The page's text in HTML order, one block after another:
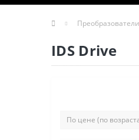
IDS Drive